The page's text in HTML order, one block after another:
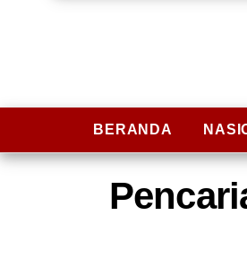
BERANDA